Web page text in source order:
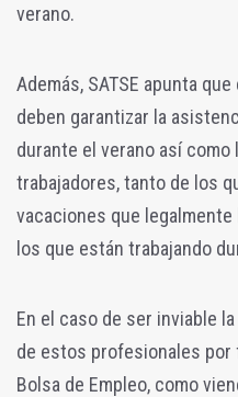
verano.
Además, SATSE apunta
deben garantizar la
durante el verano así
trabajadores, tanto de los
vacaciones que
los que están trabajando
En el caso de ser inviable
de estos profesionales por
Bolsa de Empleo, como